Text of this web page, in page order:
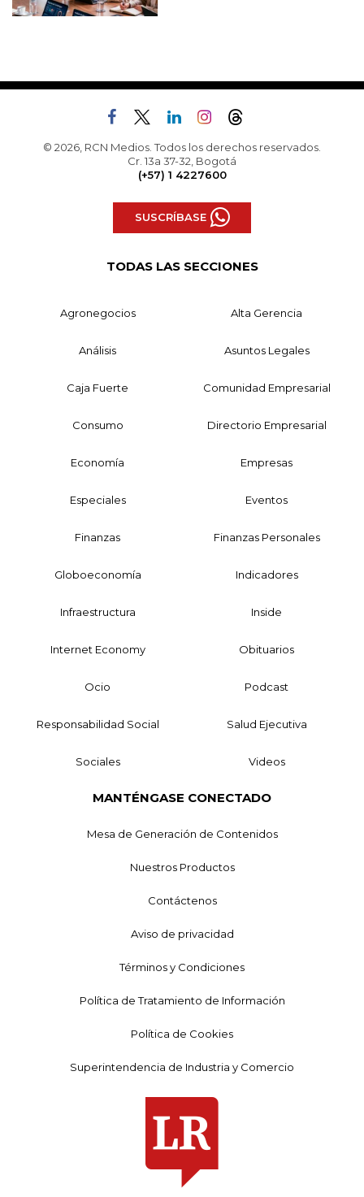
© 2026, RCN Medios. Todos los derechos reservados.
Cr. 13a 37-32, Bogotá
(+57) 1 4227600
SUSCRÍBASE
TODAS LAS SECCIONES
Agronegocios Alta Gerencia
Análisis Asuntos Legales
Caja Fuerte Comunidad Empresarial
Consumo Directorio Empresarial
Economía Empresas
Especiales Eventos
Finanzas Finanzas Personales
Globoeconomía Indicadores
Infraestructura Inside
Internet Economy Obituarios
Ocio Podcast
Responsabilidad Social Salud Ejecutiva
Sociales Videos
MANTÉNGASE CONECTADO
Mesa de Generación de Contenidos
Nuestros Productos
Contáctenos
Aviso de privacidad
Términos y Condiciones
Política de Tratamiento de Información
Política de Cookies
Superintendencia de Industria y Comercio